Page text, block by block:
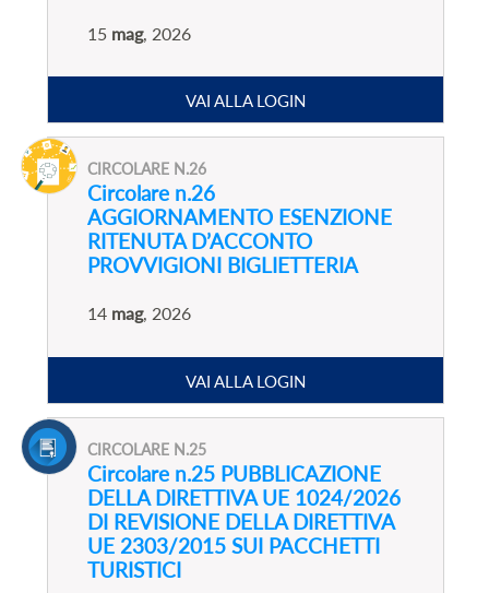
15 mag, 2026
VAI ALLA LOGIN
CIRCOLARE N.26
Circolare n.26
AGGIORNAMENTO ESENZIONE
RITENUTA D’ACCONTO
PROVVIGIONI BIGLIETTERIA
14 mag, 2026
VAI ALLA LOGIN
CIRCOLARE N.25
Circolare n.25 PUBBLICAZIONE
DELLA DIRETTIVA UE 1024/2026
DI REVISIONE DELLA DIRETTIVA
UE 2303/2015 SUI PACCHETTI
TURISTICI